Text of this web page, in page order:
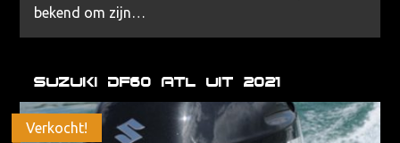
bekend om zijn…
Verkocht!
Suzuki DF60 ATL uit 2021